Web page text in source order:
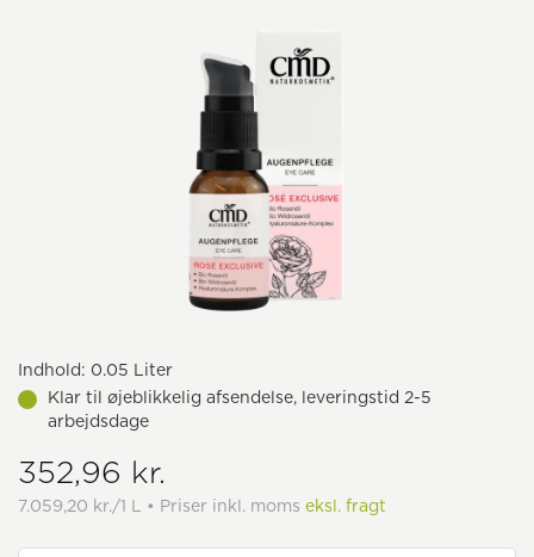
Indhold: 0.05 Liter
Klar til øjeblikkelig afsendelse, leveringstid 2-5
arbejdsdage
352,96 kr.
7.059,20 kr./1 L • Priser inkl. moms eksl. fragt